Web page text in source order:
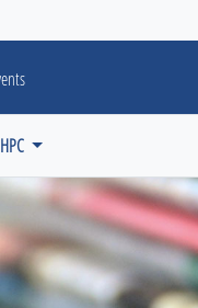
privacy very